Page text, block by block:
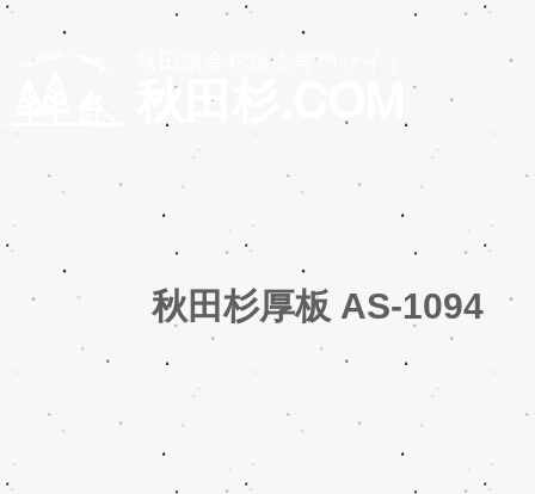
秋田杉.COM
秋田県産杉販売専門サイト
秋田杉厚板 AS-1094